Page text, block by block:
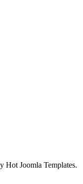
Joomla Templates.